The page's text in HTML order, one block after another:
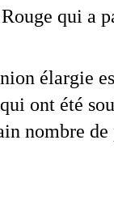
qui a
élargie
ont été
nombre